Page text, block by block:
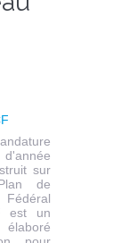
sur
de
Fédéral
est un
élaboré